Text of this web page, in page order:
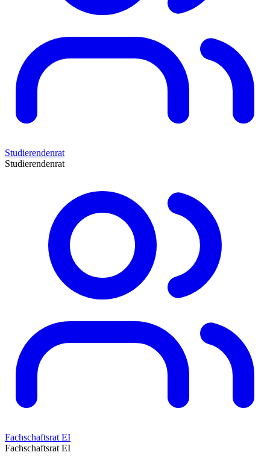
Studierendenrat
Studierendenrat
Fachschaftsrat EI
Fachschaftsrat EI